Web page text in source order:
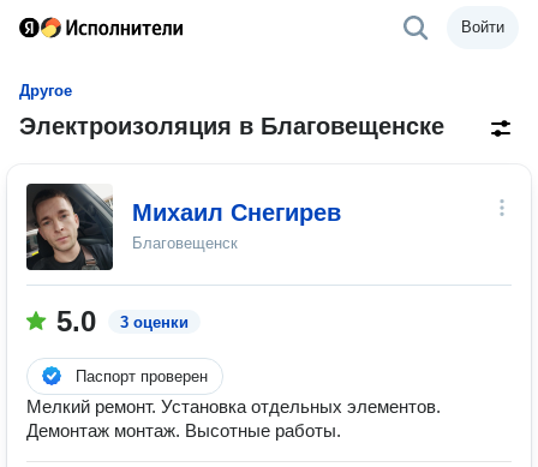
Войти
Другое
Электроизоляция в Благовещенске
Михаил Снегирев
Благовещенск
5.0 3 оценки
Паспорт проверен
Мелкий ремонт. Установка отдельных элементов.
Демонтаж монтаж. Высотные работы.